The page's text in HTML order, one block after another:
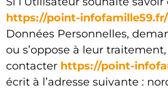
https://point-infofamille59.fr/
Données Personnelles,
ou s’oppose à leur
contacter https://point-
écrit à l’adresse suivante :